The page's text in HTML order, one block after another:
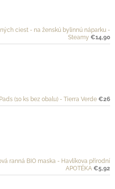
ciest - na ženskú bylinnú náparku -
Steamy €14,90
(10 ks bez obalu) - Tierra Verde €26
ranná BIO maska - Havlíkova přírodní
APOTÉKA €5,92